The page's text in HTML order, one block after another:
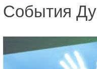
События